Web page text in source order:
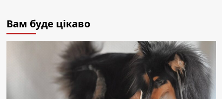
Вам буде цікаво